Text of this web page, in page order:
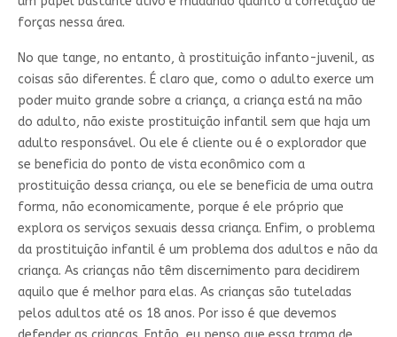
forças nessa área.
No que tange, no entanto, à prostituição infanto-juvenil, as
coisas são diferentes. É claro que, como o adulto exerce um
poder muito grande sobre a criança, a criança está na mão
do adulto, não existe prostituição infantil sem que haja um
adulto responsável. Ou ele é cliente ou é o explorador que
se beneficia do ponto de vista econômico com a
prostituição dessa criança, ou ele se beneficia de uma outra
forma, não economicamente, porque é ele próprio que
explora os serviços sexuais dessa criança. Enfim, o problema
da prostituição infantil é um problema dos adultos e não da
criança. As crianças não têm discernimento para decidirem
aquilo que é melhor para elas. As crianças são tuteladas
pelos adultos até os 18 anos. Por isso é que devemos